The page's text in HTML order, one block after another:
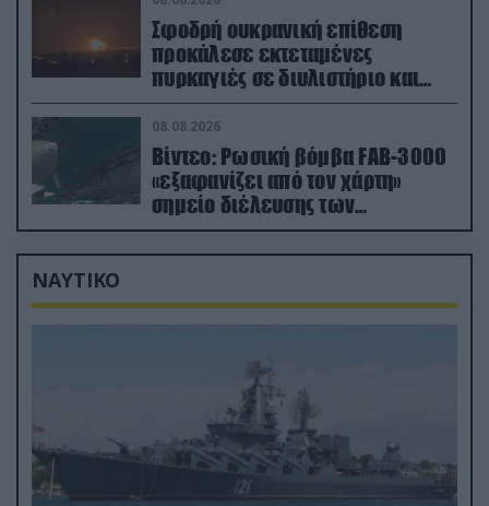
Σφοδρή ουκρανική επίθεση
προκάλεσε εκτεταμένες
πυρκαγιές σε διυλιστήριο και
υποδομές της ρωσικής Rosneft
(βίντεο)
08.08.2026
Βίντεο: Ρωσική βόμβα FAB-3000
«εξαφανίζει από τον χάρτη»
σημείο διέλευσης των
ουκρανικών δυνάμεων στην
Ζαπορίζια
ΝΑΥΤΙΚΟ